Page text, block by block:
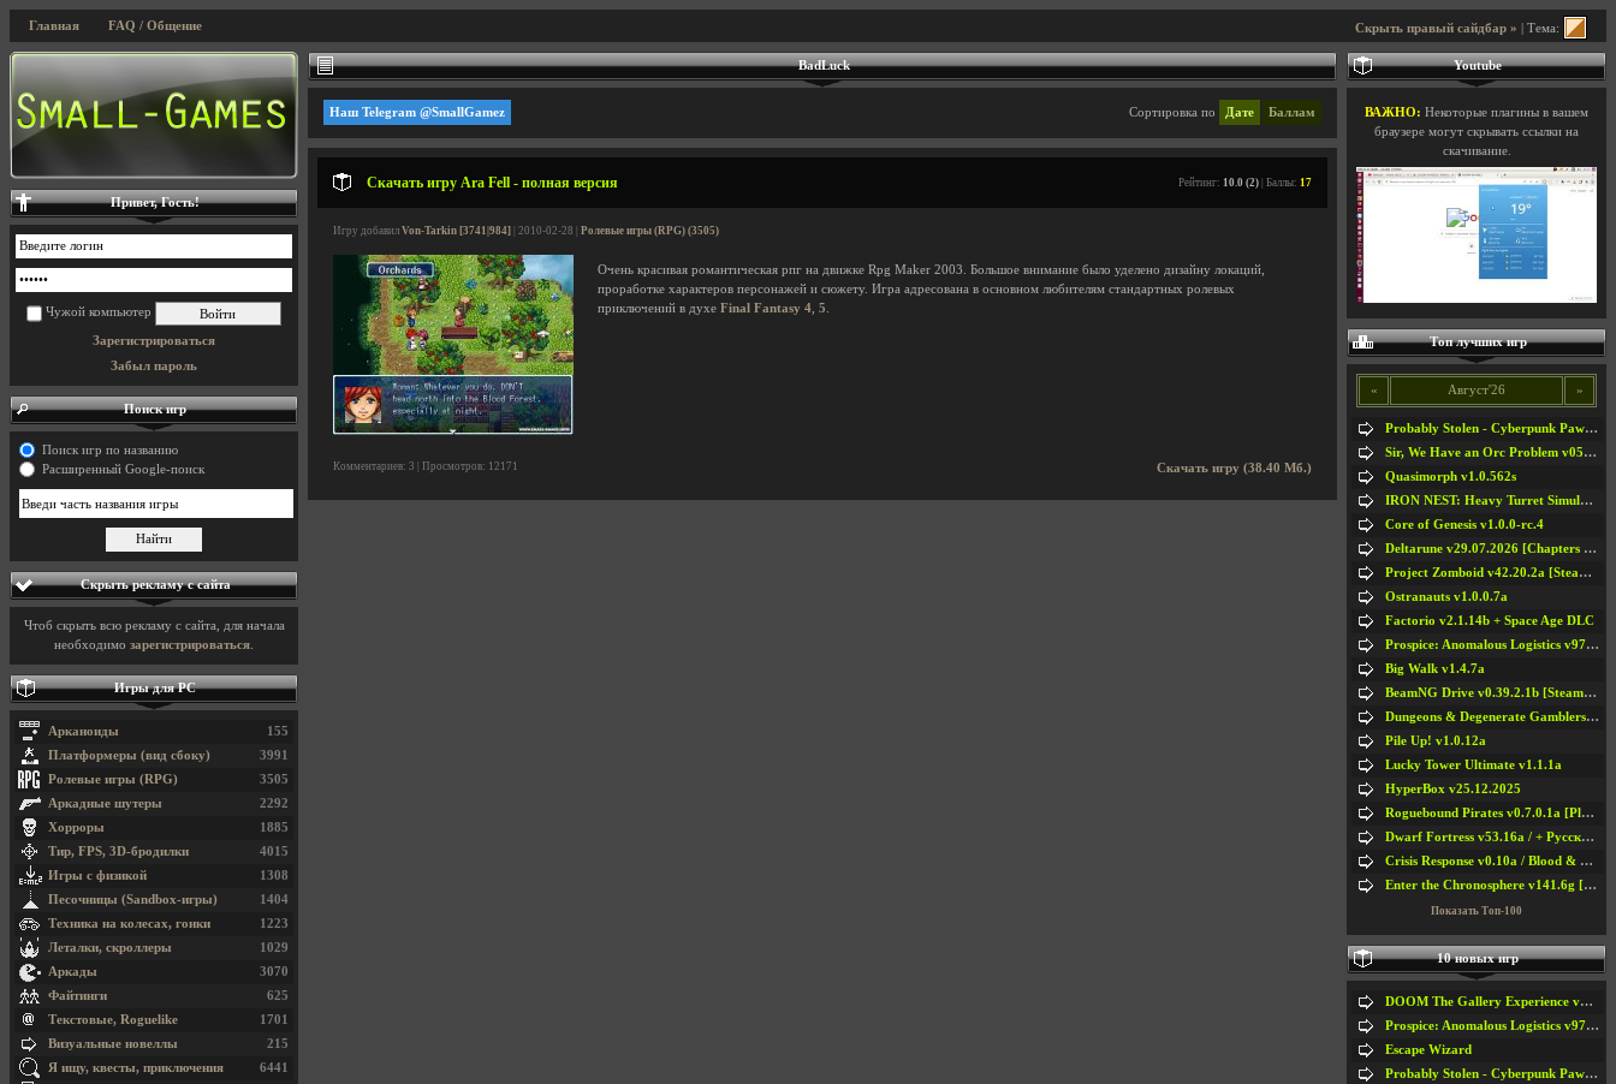
Скрыть правый сайдбар » | Тема:
Главная FAQ / Общение
BadLuck
Сортировка по Дате Баллам
Наш Telegram @SmallGamez
Скачать игру Ara Fell - полная версия Рейтинг: 10.0 (2) | Баллы: 17
Игру добавил Von-Tarkin [3741|984] | 2010-02-28 | Ролевые игры (RPG) (3505)
Очень красивая романтическая рпг на движке Rpg Maker 2003. Большое внимание было уделено дизайну локаций,
проработке характеров персонажей и сюжету. Игра адресована в основном любителям стандартных ролевых
приключений в духе Final Fantasy 4 5
Скачать игру (38.40 Мб.)
Комментариев: 3 | Просмотров: 12171
Привет, Гость!
Чужой компьютер
Зарегистрироваться
Забыл пароль
Поиск игр
Поиск игр по названию
Расширенный Google-поиск
Скрыть рекламу с сайта
Чтоб скрыть всю рекламу с сайта, для начала
необходимо зарегистрироваться
Игры для PC
155
Арканоиды
3991
Платформеры (вид сбоку)
3505
Ролевые игры (RPG)
2292
Аркадные шутеры
1885
Хорроры
4015
Тир, FPS, 3D-бродилки
1308
Игры с физикой
1404
Песочницы (Sandbox-игры)
1223
Техника на колесах, гонки
1029
Леталки, скроллеры
3070
Аркады
625
Файтинги
1701
Текстовые, Roguelike
215
Визуальные новеллы
6441
Я ищу, квесты, приключения
Youtube
ВАЖНО: Некоторые плагины в вашем
браузере могут скрывать ссылки на
скачивание.
Топ лучших игр
« Август'26 »
Probably Stolen - Cyberpunk Pawnshop Simulator v048c [Playtest]
Sir, We Have an Orc Problem v05.08.2026
Quasimorph v1.0.562s
IRON NEST: Heavy Turret Simulator v1.0a
Core of Genesis v1.0.0-rc.4
Deltarune v29.07.2026 [Chapters 1-5] / + RUS [Chapters 1-5]
Project Zomboid v42.20.2a [Steam Early Access]
Ostranauts v1.0.0.7a
Factorio v2.1.14b + Space Age DLC
Prospice: Anomalous Logistics v97 [Playtest]
Big Walk v1.4.7a
BeamNG Drive v0.39.2.1b [Steam Early Access]
Dungeons & Degenerate Gamblers v2.0.2a
Pile Up! v1.0.12a
Lucky Tower Ultimate v1.1.1a
HyperBox v25.12.2025
Roguebound Pirates v0.7.0.1a [Playtest]
Dwarf Fortress v53.16a / + Русская Версия v50.12a
Crisis Response v0.10a / Blood & Bullet
Enter the Chronosphere v141.6g [Steam Early Access]
Показать Топ-100
10 новых игр
DOOM The Gallery Experience v1.4.2
Prospice: Anomalous Logistics v97 [Playtest]
Escape Wizard
Probably Stolen - Cyberpunk Pawnshop Simulator v048c [Playtest]